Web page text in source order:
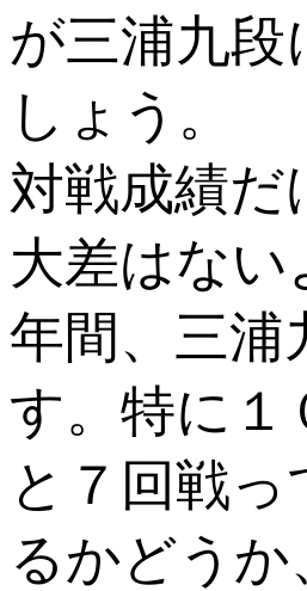
が三浦九
しょう。
対戦成績だ
大差はな
年間、三浦
す。特に１
と７回戦
るかどう